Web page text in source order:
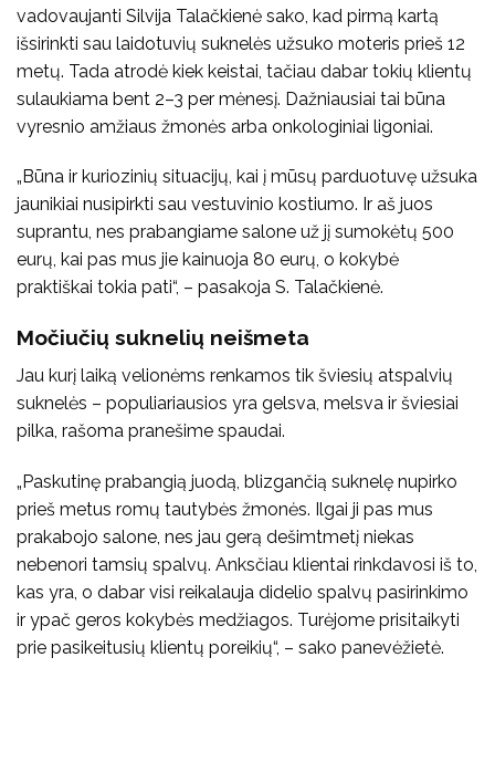
vadovaujanti Silvija Talačkienė sako, kad pirmą kartą
išsirinkti sau laidotuvių suknelės užsuko moteris prieš 12
metų. Tada atrodė kiek keistai, tačiau dabar tokių klientų
sulaukiama bent 2–3 per mėnesį. Dažniausiai tai būna
vyresnio amžiaus žmonės arba onkologiniai ligoniai.
„Būna ir kuriozinių situacijų, kai į mūsų parduotuvę užsuka
jaunikiai nusipirkti sau vestuvinio kostiumo. Ir aš juos
suprantu, nes prabangiame salone už jį sumokėtų 500
eurų, kai pas mus jie kainuoja 80 eurų, o kokybė
praktiškai tokia pati“, – pasakoja S. Talačkienė.
Močiučių suknelių neišmeta
Jau kurį laiką velionėms renkamos tik šviesių atspalvių
suknelės – populiariausios yra gelsva, melsva ir šviesiai
pilka, rašoma pranešime spaudai.
„Paskutinę prabangią juodą, blizgančią suknelę nupirko
prieš metus romų tautybės žmonės. Ilgai ji pas mus
prakabojo salone, nes jau gerą dešimtmetį niekas
nebenori tamsių spalvų. Anksčiau klientai rinkdavosi iš to,
kas yra, o dabar visi reikalauja didelio spalvų pasirinkimo
ir ypač geros kokybės medžiagos. Turėjome prisitaikyti
prie pasikeitusių klientų poreikių“, – sako panevėžietė.